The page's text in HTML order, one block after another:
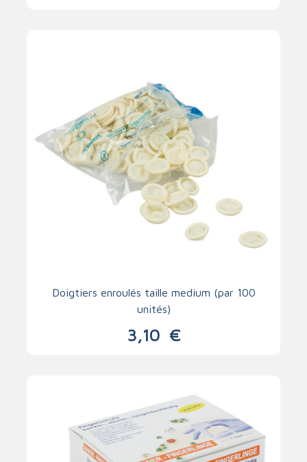
Doigtiers enroulés taille medium (par 100
unités)
3,10 €